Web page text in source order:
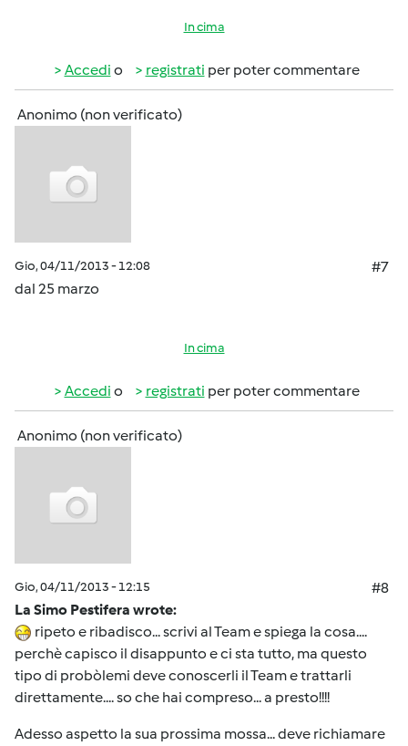
In cima
Accedi o registrati per poter commentare
Anonimo (non verificato)
Gio, 04/11/2013 - 12:08
#7
dal 25 marzo
In cima
Accedi o registrati per poter commentare
Anonimo (non verificato)
Gio, 04/11/2013 - 12:15
#8
La Simo Pestifera wrote:
ripeto e ribadisco... scrivi al Team e spiega la cosa....
perchè capisco il disappunto e ci sta tutto, ma questo
tipo di probòlemi deve conoscerli il Team e trattarli
direttamente.... so che hai compreso... a presto!!!!
Adesso aspetto la sua prossima mossa... deve richiamare